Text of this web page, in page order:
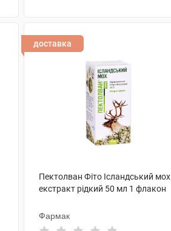
доставка
Пектолван Фіто Ісландський мох
екстракт рідкий 50 мл 1 флакон
Фармак